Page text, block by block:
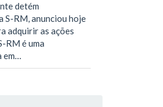
detém
S-RM, anunciou hoje
adquirir as ações
RM é uma
em…